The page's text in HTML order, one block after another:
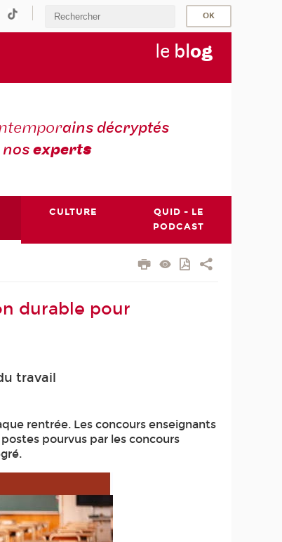
le blog
ains décryptés
experts
CULTURE
QUID - LE
PODCAST
durable pour
travail
rentrée. Les concours enseignants
pourvus par les concours